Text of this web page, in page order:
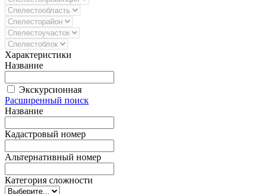
Характеристики
Название
Экскурсионная
Расширенный поиск
Название
Кадастровый номер
Альтернативный номер
Категория сложности